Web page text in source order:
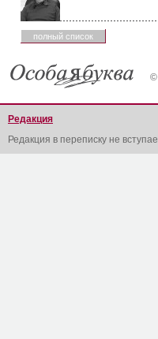
полный список
©
Редакция
Редакция в переписку не